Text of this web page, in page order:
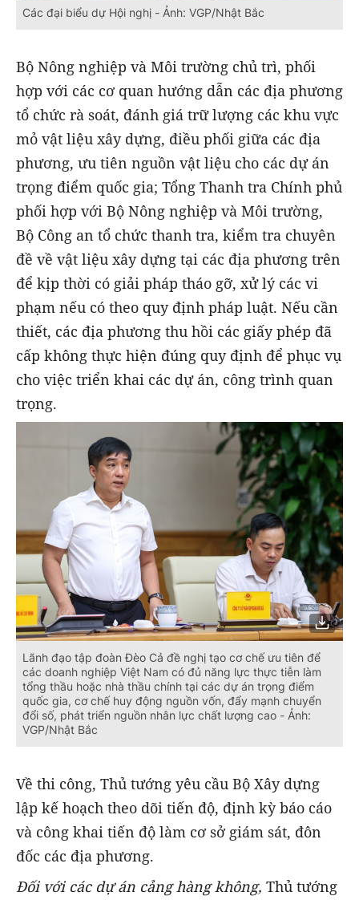
Các đại biểu dự Hội nghị - Ảnh: VGP/Nhật Bắc
Bộ Nông nghiệp và Môi trường chủ trì, phối
hợp với các cơ quan hướng dẫn các địa phương
tổ chức rà soát, đánh giá trữ lượng các khu vực
mỏ vật liệu xây dựng, điều phối giữa các địa
phương, ưu tiên nguồn vật liệu cho các dự án
trọng điểm quốc gia; Tổng Thanh tra Chính phủ
phối hợp với Bộ Nông nghiệp và Môi trường,
Bộ Công an tổ chức thanh tra, kiểm tra chuyên
đề về vật liệu xây dựng tại các địa phương trên
để kịp thời có giải pháp tháo gỡ, xử lý các vi
phạm nếu có theo quy định pháp luật. Nếu cần
thiết, các địa phương thu hồi các giấy phép đã
cấp không thực hiện đúng quy định để phục vụ
cho việc triển khai các dự án, công trình quan
trọng.
Lãnh đạo tập đoàn Đèo Cả đề nghị tạo cơ chế ưu tiên để
các doanh nghiệp Việt Nam có đủ năng lực thực tiễn làm
tổng thầu hoặc nhà thầu chính tại các dự án trọng điểm
quốc gia, cơ chế huy động nguồn vốn, đẩy mạnh chuyển
đổi số, phát triển nguồn nhân lực chất lượng cao - Ảnh:
VGP/Nhật Bắc
Về thi công, Thủ tướng yêu cầu Bộ Xây dựng
lập kế hoạch theo dõi tiến độ, định kỳ báo cáo
và công khai tiến độ làm cơ sở giám sát, đôn
đốc các địa phương.
Đối với các dự án cảng hàng không, Thủ tướng